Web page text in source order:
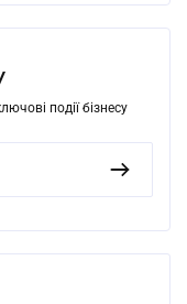
події бізнесу